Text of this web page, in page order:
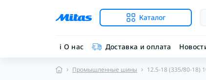
Каталог
ℹ︎ О нас Доставка и оплата
Промышленные шины 12.5-18 (335/80-18)